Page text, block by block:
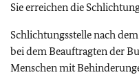
Sie erreichen die
Schlichtungsstelle nach
bei dem Beauftragten der
Menschen mit